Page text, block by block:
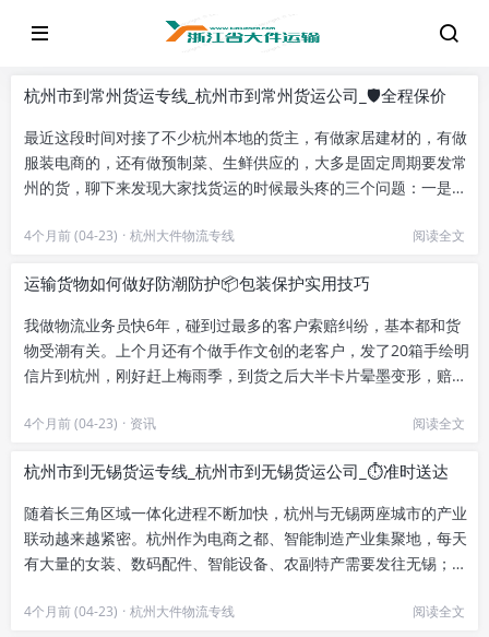
杭州市到常州货运专线_杭州市到常州货运公司_🛡️全程保价
最近这段时间对接了不少杭州本地的货主，有做家居建材的，有做
服装电商的，还有做预制菜、生鲜供应的，大多是固定周期要发常
州的货，聊下来发现大家找货运的时候最头疼的三个问题：一是时
4个月前 (04-23) · 杭州大件物流专线 阅读全文
运输货物如何做好防潮防护📦包装保护实用技巧
我做物流业务员快6年，碰到过最多的客户索赔纠纷，基本都和货
物受潮有关。上个月还有个做手作文创的老客户，发了20箱手绘明
信片到杭州，刚好赶上梅雨季，到货之后大半卡片晕墨变形，赔了
4个月前 (04-23) · 资讯 阅读全文
杭州市到无锡货运专线_杭州市到无锡货运公司_⏱️准时送达
随着长三角区域一体化进程不断加快，杭州与无锡两座城市的产业
联动越来越紧密。杭州作为电商之都、智能制造产业集聚地，每天
有大量的女装、数码配件、智能设备、农副特产需要发往无锡；而
4个月前 (04-23) · 杭州大件物流专线 阅读全文